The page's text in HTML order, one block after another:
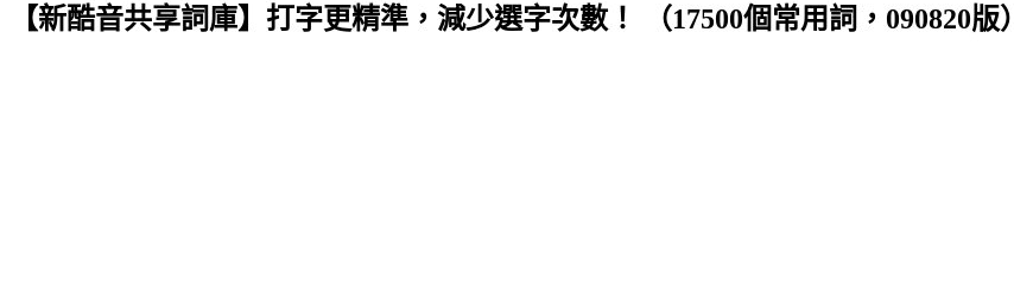
【新酷音共享詞庫】打字更精準，減少選字次數！ （17500個常用詞，090820版）